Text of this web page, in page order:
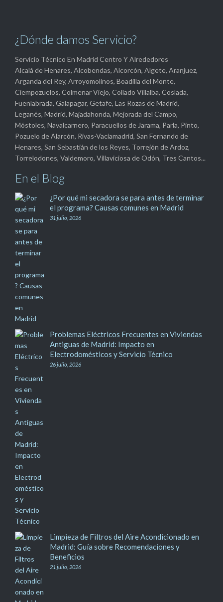
¿Dónde damos Servicio?
Servicio Técnico En Madrid Centro Y Alrededores
Alcalá de Henares, Alcobendas, Alcorcón, Algete, Aranjuez,
Arganda del Rey, Arroyomolinos, Boadilla del Monte,
Ciempozuelos, Colmenar Viejo, Collado Villalba, Coslada,
Fuenlabrada, Galapagar, Getafe, Las Rozas de Madrid,
Leganés, Madrid, Majadahonda, Mejorada del Campo,
Móstoles, Navalcarnero, Paracuellos de Jarama, Parla, Pinto,
Pozuelo de Alarcón, Rivas-Vaciamadrid, San Fernando de
Henares, San Sebastián de los Reyes, Torrejón de Ardoz,
Torrelodones, Valdemoro, Villaviciosa de Odón, Tres Cantos...
En el Blog
¿Por qué mi secadora se para antes de terminar
el programa? Causas comunes en Madrid
31 julio, 2026
Problemas Eléctricos Frecuentes en Viviendas
Antiguas de Madrid: Impacto en
Electrodomésticos y Servicio Técnico
26 julio, 2026
Limpieza de Filtros del Aire Acondicionado en
Madrid: Guía sobre Recomendaciones y
Beneficios
21 julio, 2026